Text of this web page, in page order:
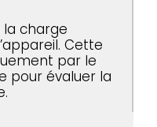
la charge
Cette
par le
pour évaluer la